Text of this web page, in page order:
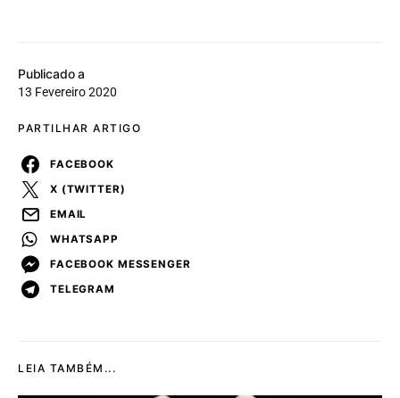
Publicado a
13 Fevereiro 2020
PARTILHAR ARTIGO
FACEBOOK
X (TWITTER)
EMAIL
WHATSAPP
FACEBOOK MESSENGER
TELEGRAM
LEIA TAMBÉM...